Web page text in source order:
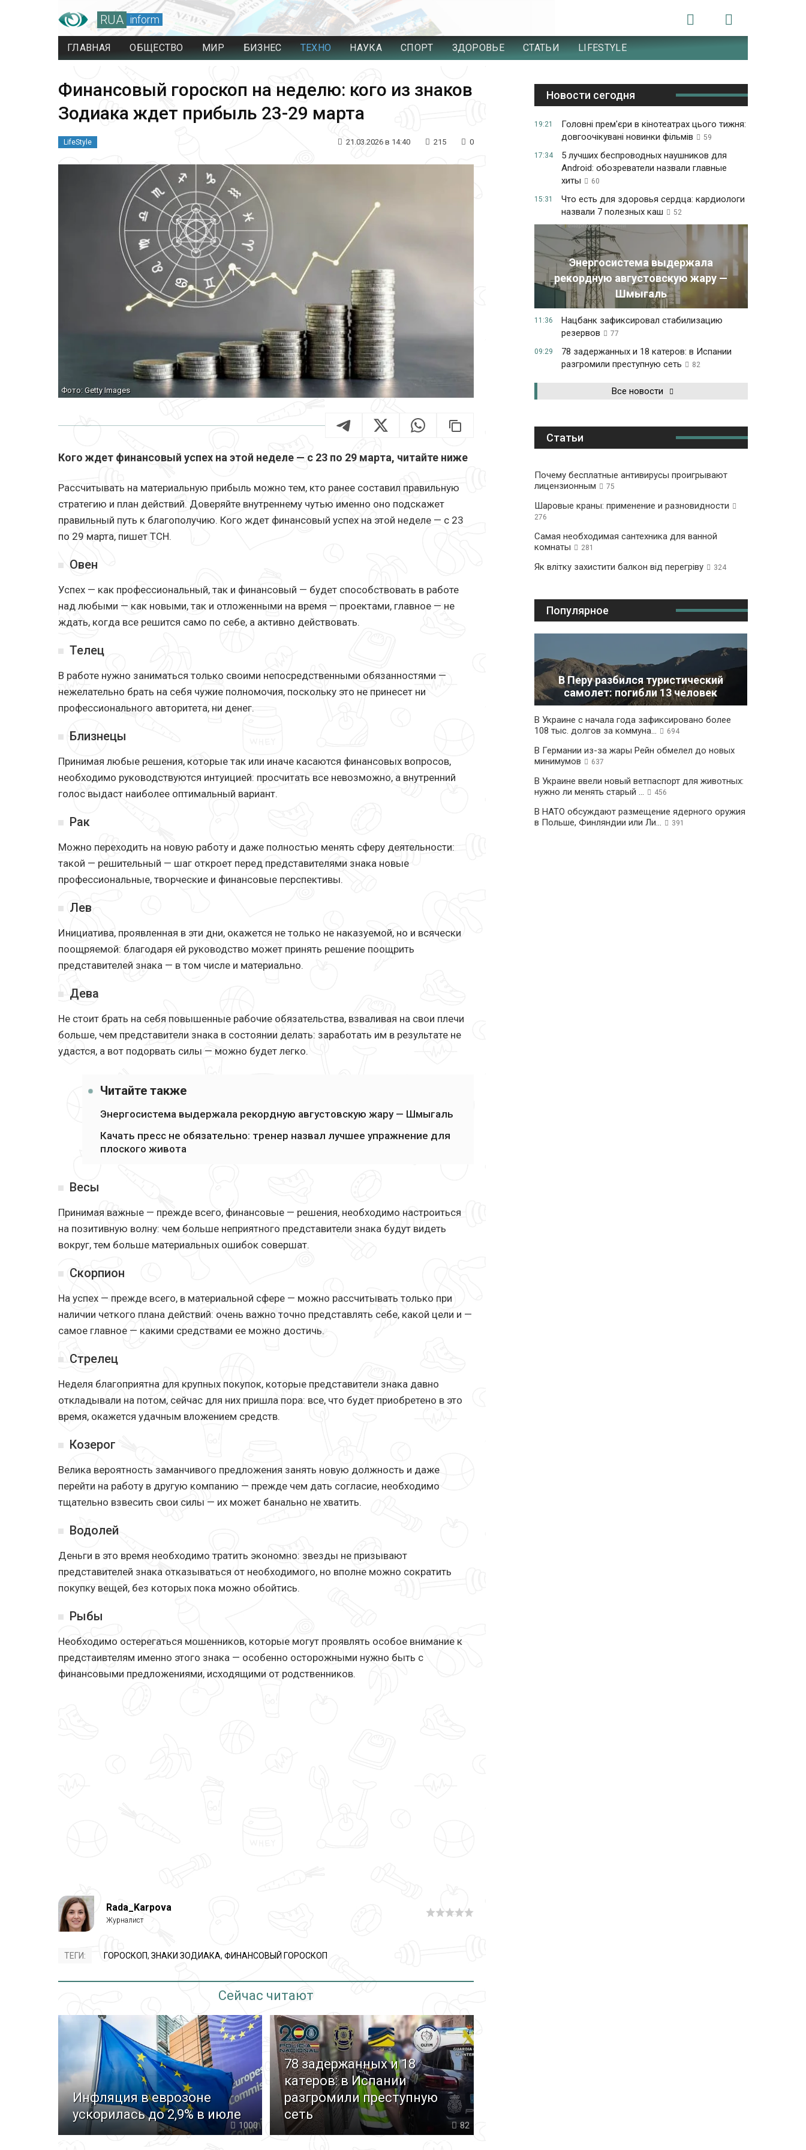
RUA inform
ГЛАВНАЯ ОБЩЕСТВО МИР БИЗНЕС ТЕХНО НАУКА СПОРТ ЗДОРОВЬЕ СТАТЬИ LIFESTYLE
Финансовый гороскоп на неделю: кого из знаков
Зодиака ждет прибыль 23-29 марта
LifeStyle 21.03.2026 в 14:40 215 0
Фото: Getty Images
Кого ждет финансовый успех на этой неделе — с 23 по 29 марта, читайте ниже
Рассчитывать на материальную прибыль можно тем, кто ранее составил правильную
стратегию и план действий. Доверяйте внутреннему чутью именно оно подскажет
правильный путь к благополучию. Кого ждет финансовый успех на этой неделе — с 23
по 29 марта, пишет ТСН.
Овен
Успех — как профессиональный, так и финансовый — будет способствовать в работе
над любыми — как новыми, так и отложенными на время — проектами, главное — не
ждать, когда все решится само по себе, а активно действовать.
Телец
В работе нужно заниматься только своими непосредственными обязанностями —
нежелательно брать на себя чужие полномочия, поскольку это не принесет ни
профессионального авторитета, ни денег.
Близнецы
Принимая любые решения, которые так или иначе касаются финансовых вопросов,
необходимо руководствуются интуицией: просчитать все невозможно, а внутренний
голос выдаст наиболее оптимальный вариант.
Рак
Можно переходить на новую работу и даже полностью менять сферу деятельности:
такой — решительный — шаг откроет перед представителями знака новые
профессиональные, творческие и финансовые перспективы.
Лев
Инициатива, проявленная в эти дни, окажется не только не наказуемой, но и всячески
поощряемой: благодаря ей руководство может принять решение поощрить
представителей знака — в том числе и материально.
Дева
Не стоит брать на себя повышенные рабочие обязательства, взваливая на свои плечи
больше, чем представители знака в состоянии делать: заработать им в результате не
удастся, а вот подорвать силы — можно будет легко.
Читайте также
Энергосистема выдержала рекордную августовскую жару — Шмыгаль
Качать пресс не обязательно: тренер назвал лучшее упражнение для
плоского живота
Весы
Принимая важные — прежде всего, финансовые — решения, необходимо настроиться
на позитивную волну: чем больше неприятного представители знака будут видеть
вокруг, тем больше материальных ошибок совершат.
Скорпион
На успех — прежде всего, в материальной сфере — можно рассчитывать только при
наличии четкого плана действий: очень важно точно представлять себе, какой цели и —
самое главное — какими средствами ее можно достичь.
Стрелец
Неделя благоприятна для крупных покупок, которые представители знака давно
откладывали на потом, сейчас для них пришла пора: все, что будет приобретено в это
время, окажется удачным вложением средств.
Козерог
Велика вероятность заманчивого предложения занять новую должность и даже
перейти на работу в другую компанию — прежде чем дать согласие, необходимо
тщательно взвесить свои силы — их может банально не хватить.
Водолей
Деньги в это время необходимо тратить экономно: звезды не призывают
представителей знака отказываться от необходимого, но вполне можно сократить
покупку вещей, без которых пока можно обойтись.
Рыбы
Необходимо остерегаться мошенников, которые могут проявлять особое внимание к
предстаивтелям именно этого знака — особенно осторожными нужно быть с
финансовыми предложениями, исходящими от родственников.
Rada_Karpova
ТЕГИ: ГОРОСКОП, ЗНАКИ ЗОДИАКА, ФИНАНСОВЫЙ ГОРОСКОП
Сейчас читают
Инфляция в еврозоне
ускорилась до 2,9% в июле
1000
78 задержанных и 18
катеров: в Испании
разгромили преступную
сеть
82
Новости сегодня
19:21
Головні прем'єри в кінотеатрах цього тижня:
довгоочікувані новинки фільмів
59
17:34
5 лучших беспроводных наушников для
Android: обозреватели назвали главные
хиты
60
15:31
Что есть для здоровья сердца: кардиологи
назвали 7 полезных каш
52
Энергосистема выдержала
рекордную августовскую жару —
Шмыгаль
11:36
Нацбанк зафиксировал стабилизацию
резервов
77
09:29
78 задержанных и 18 катеров: в Испании
разгромили преступную сеть
82
Все новости
Статьи
Почему бесплатные антивирусы проигрывают
лицензионным
75
Шаровые краны: применение и разновидности
276
Самая необходимая сантехника для ванной
комнаты
281
Як влітку захистити балкон від перегріву 324
Популярное
В Перу разбился туристический
самолет: погибли 13 человек
В Украине с начала года зафиксировано более
108 тыс. долгов за коммуна...
694
В Германии из-за жары Рейн обмелел до новых
минимумов
637
В Украине ввели новый ветпаспорт для животных:
нужно ли менять старый ...
456
В НАТО обсуждают размещение ядерного оружия
в Польше, Финляндии или Ли...
391